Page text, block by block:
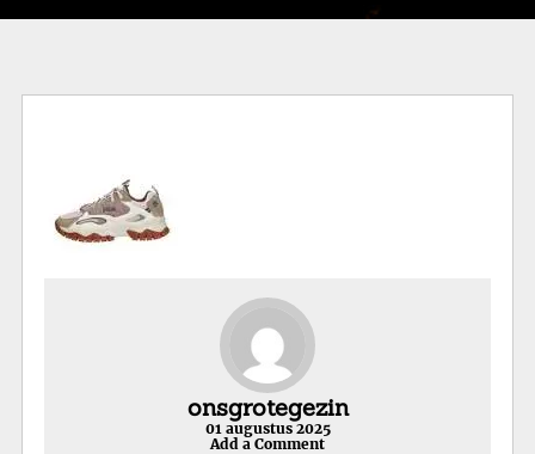
onsgrotegezin
01 augustus 2025
Add a Comment